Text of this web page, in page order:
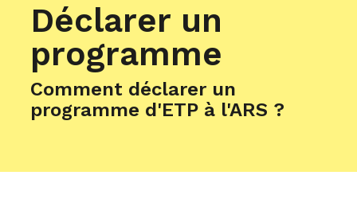
Déclarer un
programme
Comment déclarer un
programme d'ETP à l'ARS ?